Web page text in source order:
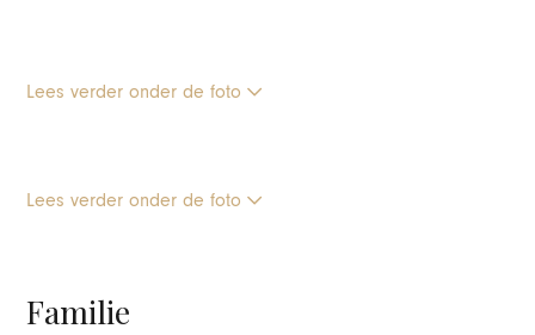
Lees verder onder de foto
Lees verder onder de foto
Familie